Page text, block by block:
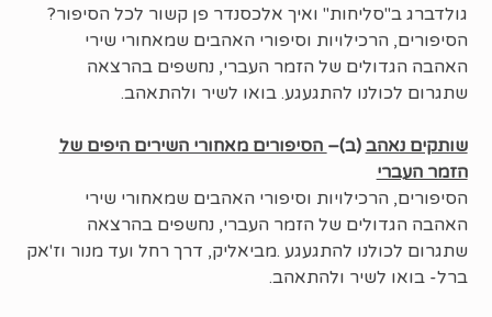
גולדברג ב"סליחות" ואיך אלכסנדר פן קשור לכל הסיפור?
הסיפורים, הרכילויות וסיפורי האהבים שמאחורי שירי
האהבה הגדולים של הזמר העברי, נחשפים בהרצאה
שתגרום לכולנו להתגעגע. בואו לשיר ולהתאהב.
שותקים נאהב (ב)– הסיפורים מאחורי השירים היפים של
הזמר העברי
הסיפורים, הרכילויות וסיפורי האהבים שמאחורי שירי
האהבה הגדולים של הזמר העברי, נחשפים בהרצאה
שתגרום לכולנו להתגעגע .מביאליק, דרך רחל ועד מנור וז'אק
ברל- בואו לשיר ולהתאהב.